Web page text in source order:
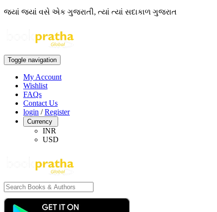
જ્યાં જ્યાં વસે એક ગુજરાતી, ત્યાં ત્યાં સદાકાળ ગુજરાત
Toggle navigation
My Account
Wishlist
FAQs
Contact Us
login /Register
Currency
INR
USD